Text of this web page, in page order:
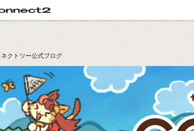
クトツー公式ブログ